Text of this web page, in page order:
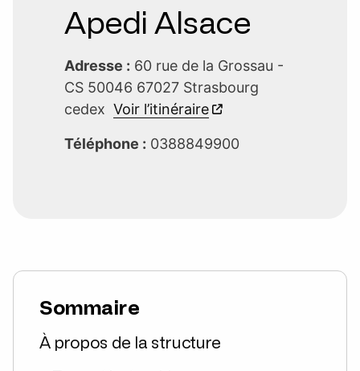
Apedi Alsace
Adresse : 60 rue de la Grossau -
CS 50046 67027 Strasbourg
cedex Voir l’itinéraire
Téléphone : 0388849900
Sommaire
À propos de la structure